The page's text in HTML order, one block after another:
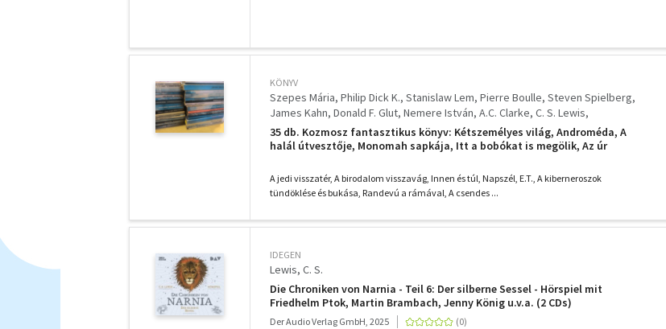
KÖNYV
Szepes Mária Philip Dick K. Stanislaw Lem Pierre Boulle Steven Spielberg
James Kahn Donald F. Glut Nemere István A.C. Clarke C. S. Lewis
Fekete Gyula Bulicsov Dévényi Tibor
35 db. Kozmosz fantasztikus könyv: Kétszemélyes világ, Androméda, A
halál útvesztője, Monomah sapkája, Itt a bobókat is megölik, Az úr
A fekete gén, Harmadik típusú találkozások
A jedi visszatér, A birodalom visszavág, Innen és túl, Napszél, E.T., A kiberneroszok
tündöklése és bukása, Randevú a rámával, A csendes ...
IDEGEN
Lewis, C. S.
Die Chroniken von Narnia - Teil 6: Der silberne Sessel - Hörspiel mit
Friedhelm Ptok, Martin Brambach, Jenny König u.v.a. (2 CDs)
Der Audio Verlag GmbH, 2025